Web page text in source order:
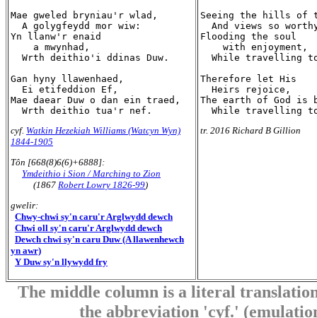
Mae gweled bryniau'r wlad,
  A golygfeydd mor wiw:
Yn llanw'r enaid
    a mwynhad,
  Wrth deithio'i ddinas Duw.
Gan hyny llawenhaed,
  Ei etifeddion Ef,
Mae daear Duw o dan ein traed,
cyf. Watkin Hezekiah Williams (Watcyn Wyn)
1844-1905
Tôn [668(8)6(6)+6888]:
Ymdeithio i Sion / Marching to Zion
(1867 Robert Lowry 1826-99)
gwelir:
Chwy-chwi sy'n caru'r Arglwydd dewch
Chwi oll sy'n caru'r Arglwydd dewch
Dewch chwi sy'n caru Duw (A llawenhewch
yn awr)
Y Duw sy'n llywydd fry
Seeing the hills of
And views so
Flooding the soul
    with enjoyment,
While travelling
Therefore let His
  Heirs rejoice,
The earth of God is
tr. 2016 Richard B Gillion
The middle column is a literal
the abbreviation 'cyf.'